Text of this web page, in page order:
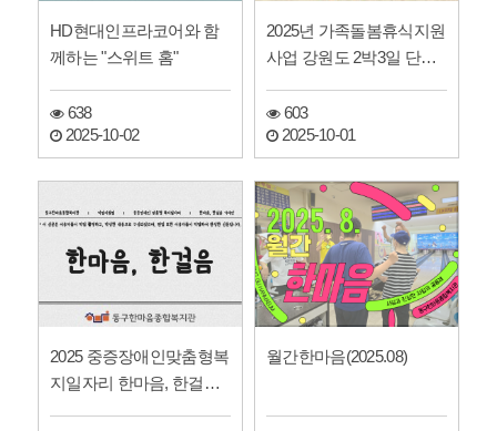
HD현대인프라코어와 함
께하는 "스위트 홈"
638
2025-10-02
2025년 가족돌봄휴식지원
사업 강원도 2박3일 단체
603
2025-10-01
2025 중증장애인맞춤형복
지일자리 한마음, 한걸음
월간한마음(2025.08)